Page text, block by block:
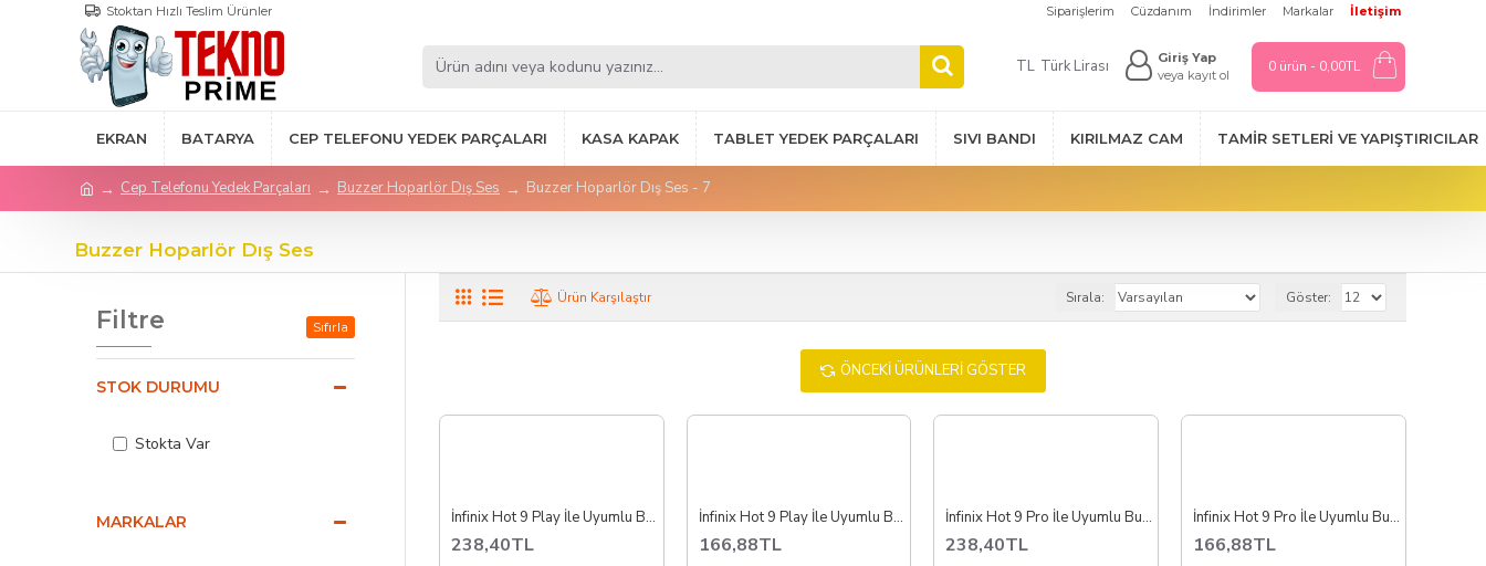
Stoktan Hızlı Teslim Ürünler Siparişlerim Cüzdanım İndirimler Markalar İletişim
TL Türk Lirası
Giriş Yap
veya kayıt ol
0 ürün - 0,00TL
EKRAN BATARYA CEP TELEFONU YEDEK PARÇALARI KASA KAPAK TABLET YEDEK PARÇALARI SIVI BANDI KIRILMAZ CAM TAMIR SETLERI VE YAPIŞTIRICILAR
Cep Telefonu Yedek Parçaları Buzzer Hoparlör Dış Ses Buzzer Hoparlör Dış Ses - 7
Buzzer Hoparlör Dış Ses
Filtre Sıfırla
MARKALAR
STOK DURUMU
Stokta Var
Ürün Karşılaştır Sırala: Göster:
ÖNCEKI ÜRÜNLERI GÖSTER
İnfinix Hot 9 Play İle Uyumlu Buzzer Hoparlör Dış Ses Full X680
238,40TL
İnfinix Hot 9 Play İle Uyumlu Buzzer Hoparlör Dış Ses Tekli X680
166,88TL
İnfinix Hot 9 Pro İle Uyumlu Buzzer Hoparlör Dış Ses Full X655
238,40TL
İnfinix Hot 9 Pro İle Uyumlu Buzzer Hoparlör Dış Ses Tekli X655
166,88TL